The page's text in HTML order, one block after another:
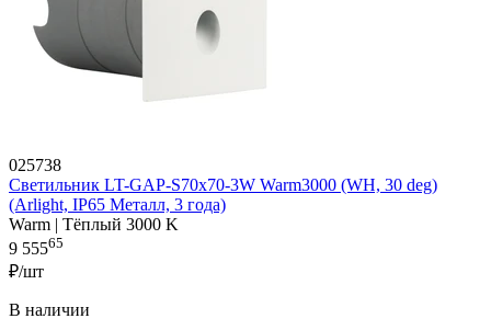
025738
Светильник LT-GAP-S70x70-3W Warm3000 (WH, 30 deg)
(Arlight, IP65 Металл, 3 года)
Warm | Тёплый 3000 K
9 55565
₽/шт
В наличии